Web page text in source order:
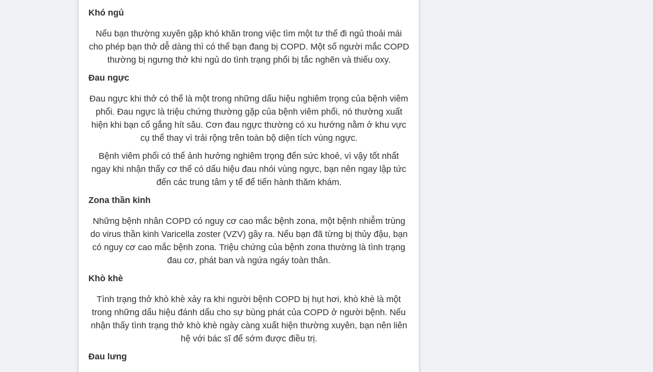
Khó ngủ
Nếu bạn thường xuyên gặp khó khăn trong việc tìm một tư thế đi ngủ thoải mái
cho phép bạn thở dễ dàng thì có thể bạn đang bị COPD. Một số người mắc COPD
thường bị ngưng thở khi ngủ do tình trạng phổi bị tắc nghẽn và thiếu oxy.
Đau ngực
Đau ngực khi thở có thể là một trong những dấu hiệu nghiêm trọng của bệnh viêm
phổi. Đau ngực là triệu chứng thường gặp của bệnh viêm phổi, nó thường xuất
hiện khi bạn cố gắng hít sâu. Cơn đau ngực thường có xu hướng nằm ở khu vực
cụ thể thay vì trải rộng trên toàn bộ diện tích vùng ngực.
Bệnh viêm phổi có thể ảnh hưởng nghiêm trọng đến sức khoẻ, vì vậy tốt nhất
ngay khi nhận thấy cơ thể có dấu hiệu đau nhói vùng ngực, bạn nên ngay lập tức
đến các trung tâm y tế để tiến hành thăm khám.
Zona thần kinh
Những bệnh nhân COPD có nguy cơ cao mắc bệnh zona, một bệnh nhiễm trùng
do virus thần kinh Varicella zoster (VZV) gây ra. Nếu bạn đã từng bị thủy đậu, bạn
có nguy cơ cao mắc bệnh zona. Triệu chứng của bệnh zona thường là tình trạng
đau cơ, phát ban và ngứa ngáy toàn thân.
Khò khè
Tình trạng thở khò khè xảy ra khi người bệnh COPD bị hụt hơi, khò khè là một
trong những dấu hiệu đánh dấu cho sự bùng phát của COPD ở người bệnh. Nếu
nhận thấy tình trạng thở khò khè ngày càng xuất hiện thường xuyên, bạn nên liên
hệ với bác sĩ để sớm được điều trị.
Đau lưng